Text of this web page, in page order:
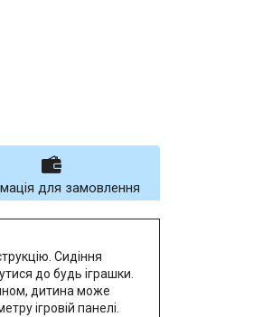
для замовлення
Сидіння
до будь іграшки.
дитина може
ігровій панелі.